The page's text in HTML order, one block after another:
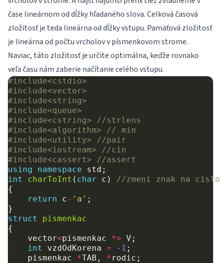
čase lineárnom od dĺžky hľadaného slova. Celková časová
zložitosť je teda lineárna od dĺžky vstupu. Pamäťová zložitosť
je lineárna od počtu vrcholov v písmenkovom strome.
Naviac, táto zložitosť je určite optimálna, keďže rovnako
veľa času nám zaberie načítanie celého vstupu.
#include<cstdio>
#include<vector>
#include<string>
#include<queue>
#include<cstring> //strlens
#include<algorithm> // min
#include<utility> //pair
#include<iostream> //cin
#include<cassert> //assert
using
namespace std ;
int
charToInt ( char c )
//zmeni znak na cislo
{
return
c- 'a' ;
}
struct
pismenkac
{
vector<pismenkac *> V ;
int
vzdOdKorena = -1 ;
pismenkac
*TAB , *rodic ;